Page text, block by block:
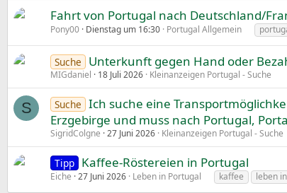
Fahrt von Portugal nach Deutschland/
Pony00 Dienstag um 16:30 Portugal Allgemein
Suche Unterkunft gegen Hand oder
MIGdaniel 18 Juli 2026 Kleinanzeigen Portugal - Suche
S Suche Ich suche eine
Erzgebirge und muss nach Portugal,
SigridColgne 27 Juni 2026 Kleinanzeigen Portugal - Suche
Tipp Kaffee-Röstereien in Portugal
Eiche 27 Juni 2026 Leben in Portugal kaffee leben